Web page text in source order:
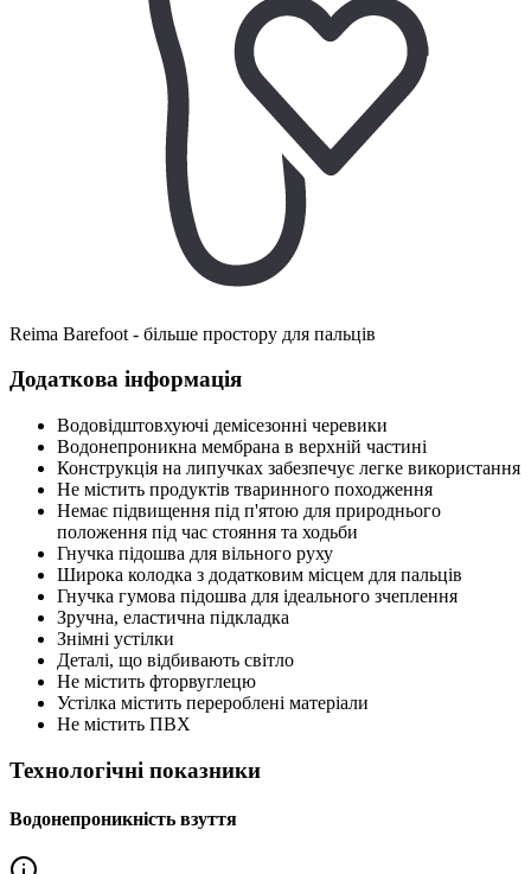
Reima Barefoot - більше простору для пальців
Додаткова інформація
Водовідштовхуючі демісезонні черевики
Водонепроникна мембрана в верхній частині
Конструкція на липучках забезпечує легке використання
Не містить продуктів тваринного походження
Немає підвищення під п'ятою для природнього
положення під час стояння та ходьби
Гнучка підошва для вільного руху
Широка колодка з додатковим місцем для пальців
Гнучка гумова підошва для ідеального зчеплення
Зручна, еластична підкладка
Знімні устілки
Деталі, що відбивають світло
Не містить фторвуглецю
Устілка містить перероблені матеріали
Не містить ПВХ
Технологічні показники
Водонепроникність взуття